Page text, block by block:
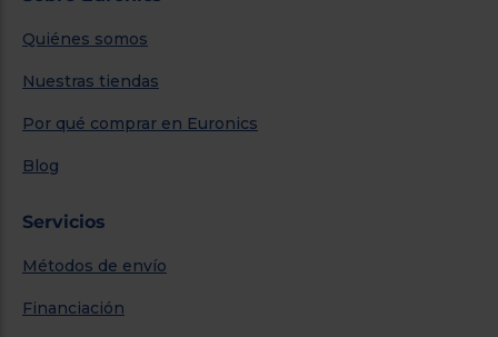
Quiénes somos
Nuestras tiendas
Por qué comprar en Euronics
Blog
Servicios
Métodos de envío
Financiación